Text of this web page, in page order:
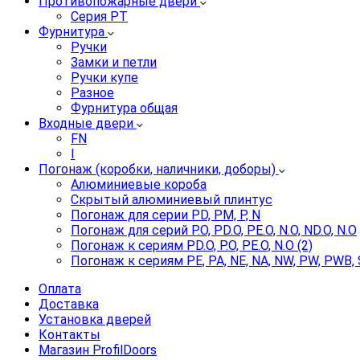
Серия PT
Фурнитура
Ручки
Замки и петли
Ручки купе
Разное
Фурнитура общая
Входные двери
FN
I
Погонаж (коробки, наличники, доборы)
Алюминиевые короба
Скрытый алюминиевый плинтус
Погонаж для серии PD, PM, P, N
Погонаж для серий P.O, PD.O, PE.O, N.O, ND.O, N.O
Погонаж к сериям PD.O, P.O, PE.O, N.O (2)
Погонаж к сериям PE, PA, NE, NA, NW, PW, PWB,
Оплата
Доставка
Установка дверей
Контакты
Магазин ProfilDoors